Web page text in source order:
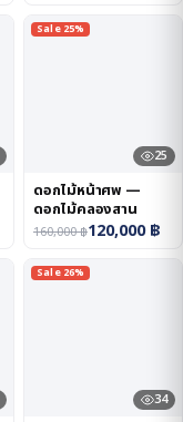
Sale 25%
25
ดอกไม้หน้าศพ —
ดอกไม้คลองสาน
160,000฿120,000฿
Sale 26%
34